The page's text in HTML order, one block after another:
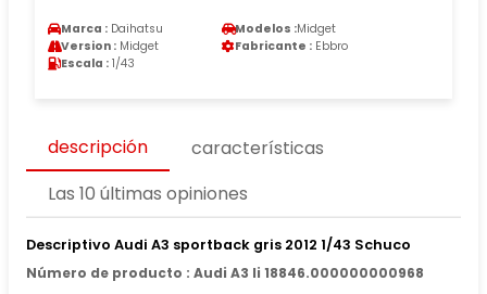
Marca : Daihatsu Modelos :Midget
Version : Midget Fabricante : Ebbro
Escala : 1/43
descripción
características
Las 10 últimas opiniones
Descriptivo Audi A3 sportback gris 2012 1/43 Schuco
Número de producto : Audi A3 Ii 18846.000000000968